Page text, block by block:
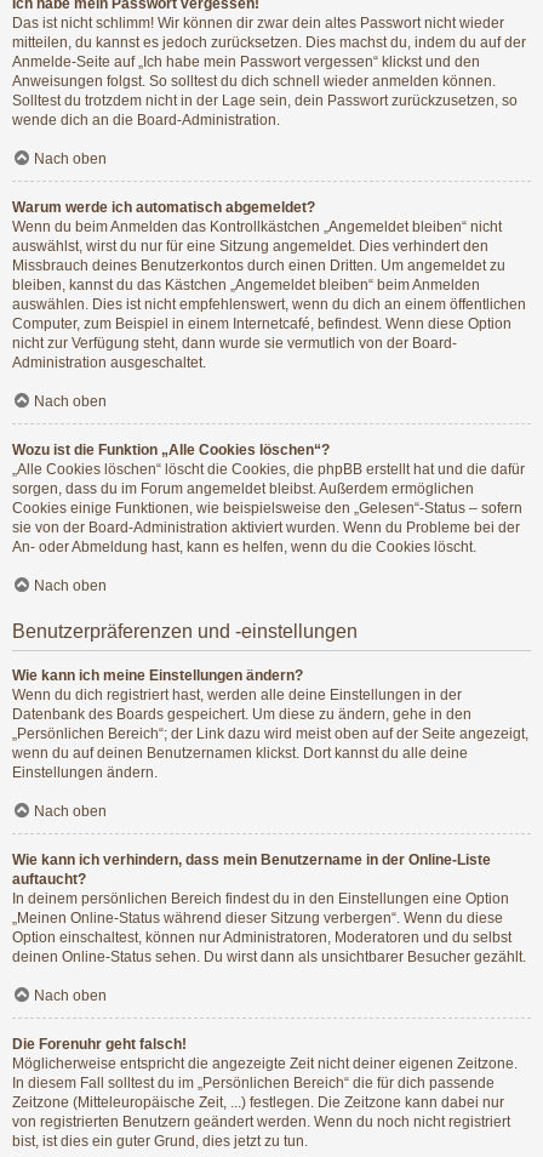
Das ist nicht schlimm! Wir können dir zwar dein altes Passwort nicht wieder
mitteilen, du kannst es jedoch zurücksetzen. Dies machst du, indem du auf der
Anmelde-Seite auf „Ich habe mein Passwort vergessen“ klickst und den
Anweisungen folgst. So solltest du dich schnell wieder anmelden können.
Solltest du trotzdem nicht in der Lage sein, dein Passwort zurückzusetzen, so
wende dich an die Board-Administration.
Nach oben
Warum werde ich automatisch abgemeldet?
Wenn du beim Anmelden das Kontrollkästchen „Angemeldet bleiben“ nicht
auswählst, wirst du nur für eine Sitzung angemeldet. Dies verhindert den
Missbrauch deines Benutzerkontos durch einen Dritten. Um angemeldet zu
bleiben, kannst du das Kästchen „Angemeldet bleiben“ beim Anmelden
auswählen. Dies ist nicht empfehlenswert, wenn du dich an einem öffentlichen
Computer, zum Beispiel in einem Internetcafé, befindest. Wenn diese Option
nicht zur Verfügung steht, dann wurde sie vermutlich von der Board-
Administration ausgeschaltet.
Nach oben
Wozu ist die Funktion „Alle Cookies löschen“?
„Alle Cookies löschen“ löscht die Cookies, die phpBB erstellt hat und die dafür
sorgen, dass du im Forum angemeldet bleibst. Außerdem ermöglichen
Cookies einige Funktionen, wie beispielsweise den „Gelesen“-Status – sofern
sie von der Board-Administration aktiviert wurden. Wenn du Probleme bei der
An- oder Abmeldung hast, kann es helfen, wenn du die Cookies löscht.
Nach oben
Benutzerpräferenzen und -einstellungen
Wie kann ich meine Einstellungen ändern?
Wenn du dich registriert hast, werden alle deine Einstellungen in der
Datenbank des Boards gespeichert. Um diese zu ändern, gehe in den
„Persönlichen Bereich“; der Link dazu wird meist oben auf der Seite angezeigt,
wenn du auf deinen Benutzernamen klickst. Dort kannst du alle deine
Einstellungen ändern.
Nach oben
Wie kann ich verhindern, dass mein Benutzername in der Online-Liste
auftaucht?
In deinem persönlichen Bereich findest du in den Einstellungen eine Option
„Meinen Online-Status während dieser Sitzung verbergen“. Wenn du diese
Option einschaltest, können nur Administratoren, Moderatoren und du selbst
deinen Online-Status sehen. Du wirst dann als unsichtbarer Besucher gezählt.
Nach oben
Die Forenuhr geht falsch!
Möglicherweise entspricht die angezeigte Zeit nicht deiner eigenen Zeitzone.
In diesem Fall solltest du im „Persönlichen Bereich“ die für dich passende
Zeitzone (Mitteleuropäische Zeit, ...) festlegen. Die Zeitzone kann dabei nur
von registrierten Benutzern geändert werden. Wenn du noch nicht registriert
bist, ist dies ein guter Grund, dies jetzt zu tun.